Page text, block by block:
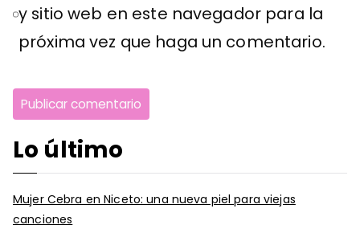
y sitio web en este navegador para la
próxima vez que haga un comentario.
Lo último
Mujer Cebra en Niceto: una nueva piel para viejas
canciones